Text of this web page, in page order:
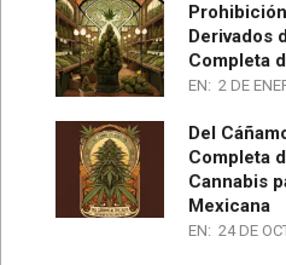
Derivados
Completa
EN: 2 DE
Del
Completa
Cannabis
Mexicana
EN: 24 DE